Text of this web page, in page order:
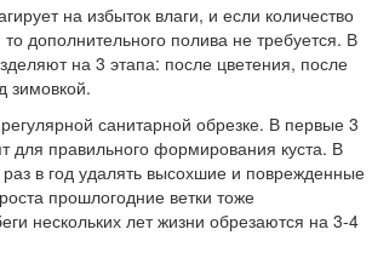
на избыток влаги, и если количество
то дополнительного полива не требуется. В
на 3 этапа: после цветения, после
зимовкой.
санитарной обрезке. В первые 3
для правильного формирования куста. В
в год удалять высохшие и поврежденные
прошлогодние ветки тоже
нескольких лет жизни обрезаются на 3-4